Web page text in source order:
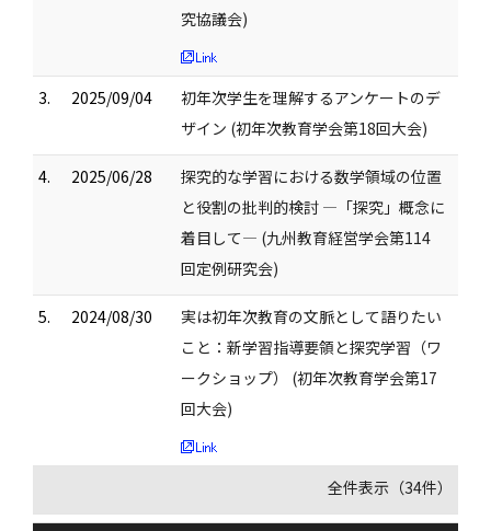
究協議会)
3. 2025/09/04
初年次学生を理解するアンケートのデ
ザイン (初年次教育学会第18回大会)
4. 2025/06/28
探究的な学習における数学領域の位置
と役割の批判的検討 ―「探究」概念に
着目して― (九州教育経営学会第114
回定例研究会)
5. 2024/08/30
実は初年次教育の文脈として語りたい
こと：新学習指導要領と探究学習（ワ
ークショップ） (初年次教育学会第17
回大会)
全件表示（34件）